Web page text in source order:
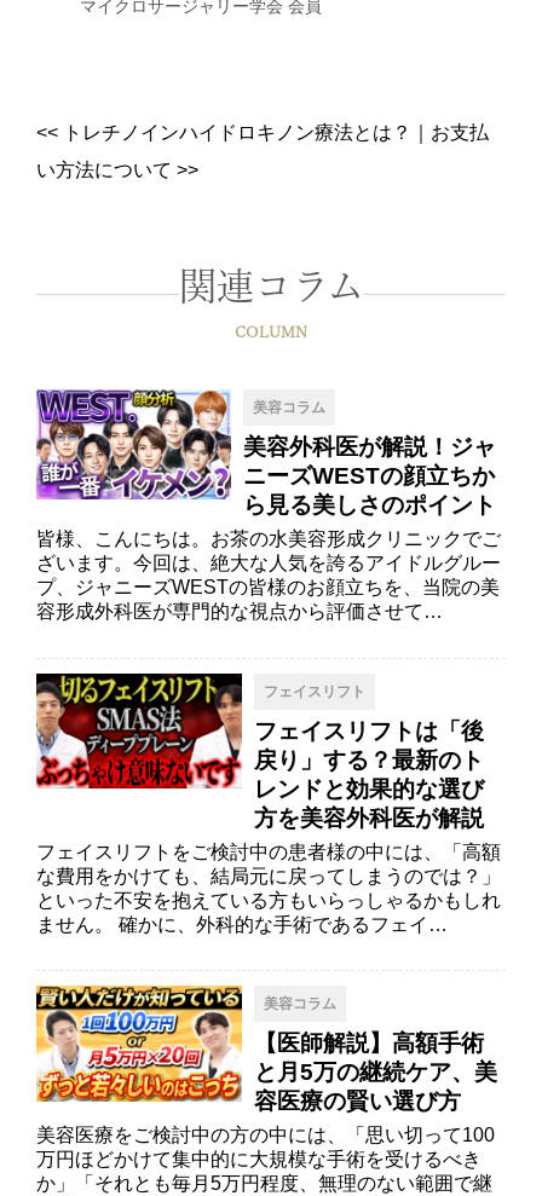
マイクロサージャリー学会 会員
<<トレチノインハイドロキノン療法とは？
お支払
い方法について >>
関連コラム
COLUMN
美容コラム
美容外科医が解説！ジャ
ニーズWESTの顔立ちか
ら見る美しさのポイント
皆様、こんにちは。お茶の水美容形成クリニックでご
ざいます。今回は、絶大な人気を誇るアイドルグルー
プ、ジャニーズWESTの皆様のお顔立ちを、当院の美
容形成外科医が専門的な視点から評価させて…
フェイスリフト
フェイスリフトは「後
戻り」する？最新のト
レンドと効果的な選び
方を美容外科医が解説
フェイスリフトをご検討中の患者様の中には、「高額
な費用をかけても、結局元に戻ってしまうのでは？」
といった不安を抱えている方もいらっしゃるかもしれ
ません。 確かに、外科的な手術であるフェイ…
美容コラム
【医師解説】高額手術
と月5万の継続ケア、美
容医療の賢い選び方
美容医療をご検討中の方の中には、「思い切って100
万円ほどかけて集中的に大規模な手術を受けるべき
か」「それとも毎月5万円程度、無理のない範囲で継